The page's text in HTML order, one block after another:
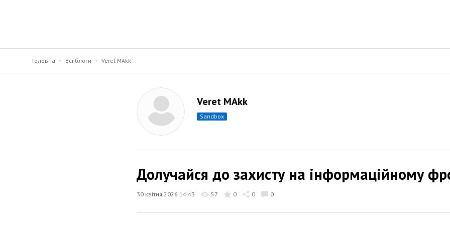
Головна Всі блоги Veret MAkk
Veret MAkk
sandbox
Долучайся до захисту на інформаційному
30 квітня 2026 14:43 57 0 0 0